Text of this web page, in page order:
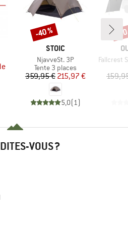
MARQUE
STOIC
Article
NjavveSt. 3P
Product group
Tente 3 places
Prix
359,95 €Prix réduit
215,97 €
5,0(1)
Remise
-40 %
Article
Fallcrest
-
VOUS ?